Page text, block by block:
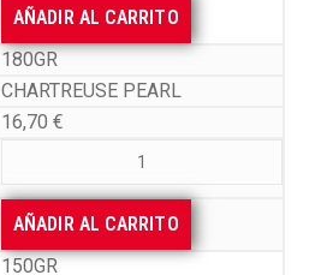
AÑADIR AL CARRITO
180GR
CHARTREUSE PEARL
16,70 €
AÑADIR AL CARRITO
150GR